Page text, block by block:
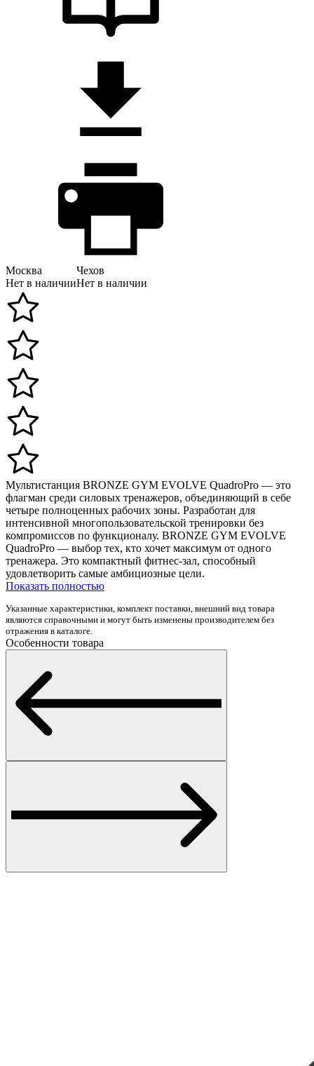
Москва
Нет в наличии
Чехов
Нет в наличии
Мультистанция BRONZE GYM EVOLVE QuadroPro — это
флагман среди силовых тренажеров, объединяющий в себе
четыре полноценных рабочих зоны. Разработан для
интенсивной многопользовательской тренировки без
компромиссов по функционалу. BRONZE GYM EVOLVE
QuadroPro — выбор тех, кто хочет максимум от одного
тренажера. Это компактный фитнес-зал, способный
удовлетворить самые амбициозные цели.
Показать полностью
Указанные характеристики, комплект поставки, внешний вид товара
являются справочными и могут быть изменены производителем без
отражения в каталоге.
Особенности товара